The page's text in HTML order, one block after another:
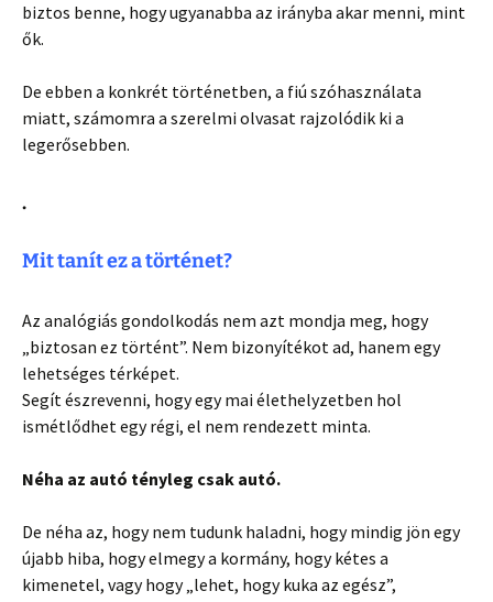
biztos benne, hogy ugyanabba az irányba akar menni, mint
ők.
De ebben a konkrét történetben, a fiú szóhasználata
miatt, számomra a szerelmi olvasat rajzolódik ki a
legerősebben.
.
Mit tanít ez a történet?
Az analógiás gondolkodás nem azt mondja meg, hogy
„biztosan ez történt”. Nem bizonyítékot ad, hanem egy
lehetséges térképet.
Segít észrevenni, hogy egy mai élethelyzetben hol
ismétlődhet egy régi, el nem rendezett minta.
Néha az autó tényleg csak autó.
De néha az, hogy nem tudunk haladni, hogy mindig jön egy
újabb hiba, hogy elmegy a kormány, hogy kétes a
kimenetel, vagy hogy „lehet, hogy kuka az egész”,